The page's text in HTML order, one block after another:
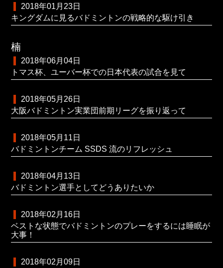
2018年01月23日
キングダムに見るバドミントンの戦略的な駆け引き
楠
2018年06月04日
トマス杯、ユーバー杯での日本代表の試合を見て
2018年05月26日
大阪バドミントン実業団前期リーグを振り返って
2018年05月11日
バドミントンチーム SSDS 流のリフレッシュ
2018年04月13日
バドミントン選手としてどうありたいか
2018年02月16日
ベストな状態でバドミントンのプレーをするには睡眠が
大事！
2018年02月09日